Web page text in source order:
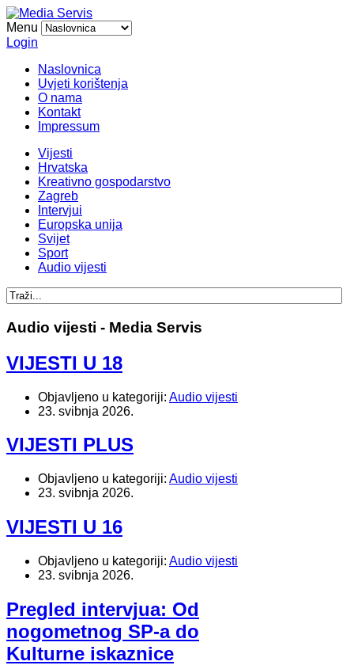
Menu
Login
Naslovnica
Uvjeti korištenja
O nama
Kontakt
Impressum
Vijesti
Hrvatska
Kreativno gospodarstvo
Zagreb
Intervjui
Europska unija
Svijet
Sport
Audio vijesti
Audio vijesti - Media Servis
VIJESTI U 18
Objavljeno u kategoriji: Audio vijesti
23. svibnja 2026.
VIJESTI PLUS
Objavljeno u kategoriji: Audio vijesti
23. svibnja 2026.
VIJESTI U 16
Objavljeno u kategoriji: Audio vijesti
23. svibnja 2026.
Pregled intervjua: Od
nogometnog SP-a do
Kulturne iskaznice